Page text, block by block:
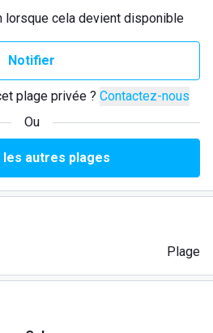
lorsque cela devient disponible
Notifier
plage privée ? Contactez-nous
Ou
les autres plages
Plage